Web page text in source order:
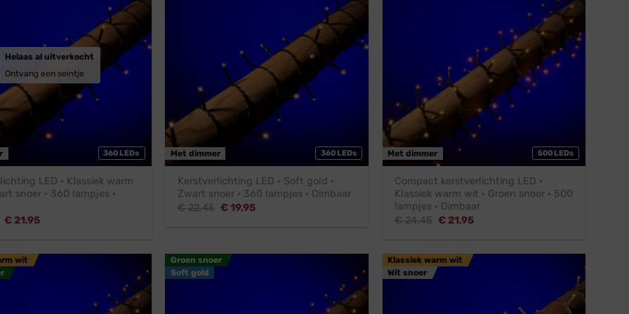
360 LEDs
Helaas al uitverkocht
Ontvang een seintje
LED · Klassiek warm
snoer · 360 lampjes ·
Oorspronkelijke
€21,95Huidige
360 LEDs
Met dimmer
Kerstverlichting LED · Soft gold ·
Zwart snoer · 360 lampjes · Dimbaar
€22,45 Oorspronkelijke
€19,95Huidige
500 LEDs
Met dimmer
Compact kerstverlichting LED ·
Klassiek warm wit · Groen snoer · 500
lampjes · Dimbaar
€24,45 Oorspronkelijke
€ 21,95Huidige
wit
Groen snoer
Soft gold
Klassiek warm wit
Wit snoer